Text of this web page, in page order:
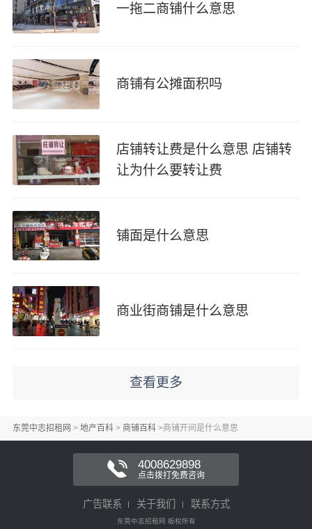
一拖二商铺什么意思
商铺有公摊面积吗
店铺转让费是什么意思 店铺转
让为什么要转让费
铺面是什么意思
商业街商铺是什么意思
查看更多
东莞中志招租网 > 地产百科 > 商铺百科 >商铺开间是什么意思
4008629898
点击拨打免费咨询
广告联系 关于我们 联系方式
东莞中志招租网 版权所有